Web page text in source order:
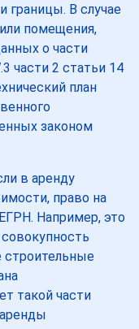
границы. В случае
помещения,
о части
части 2 статьи 14
план
законом
в аренду
право на
Например, это
такой части